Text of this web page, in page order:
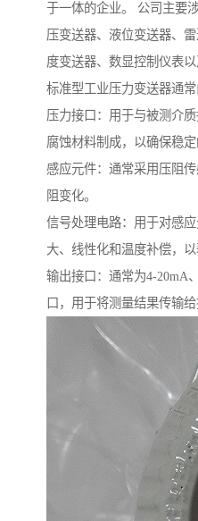
于一体的企业。 公司主要
压变送器、液位变送器、
度变送器、数显控制仪表以
标准型工业压力变送器通
压力接口：用于与被测介
腐蚀材料制成，以确保稳定
感应元件：通常采用压阻
阻变化。
信号处理电路：用于对感
大、线性化和温度补偿，
输出接口：通常为4-20mA
口，用于将测量结果传输